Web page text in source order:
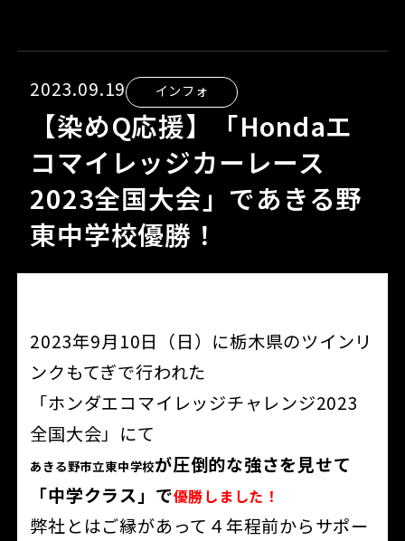
2023.09.19 インフォ
【染めQ応援】「Hondaエ
コマイレッジカーレース
2023全国大会」であきる野
東中学校優勝！
2023年9月10日（日）に栃木県のツインリ
ンクもてぎで行われた
「ホンダエコマイレッジチャレンジ2023
全国大会」にて
あきる野市立東中学校が圧倒的な強さを見せて
「中学クラス」で優勝しました！
弊社とはご縁があって４年程前からサポー